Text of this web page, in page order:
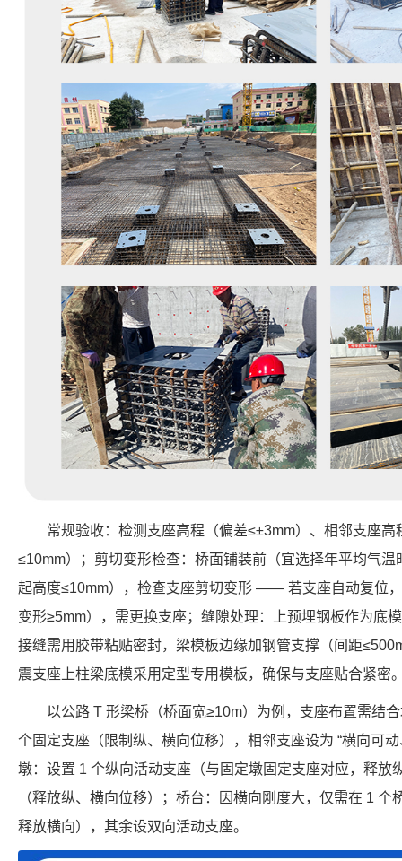
常规验收：检测支座高程（偏差≤±3mm）、相邻支座
≤10mm）；剪切变形检查：桥面铺装前（宜选择年平均气
起高度≤10mm），检查支座剪切变形 —— 若支座自动复位
变形≥5mm），需更换支座；缝隙处理：上预埋钢板作为底
接缝需用胶带粘贴密封，梁模板边缘加钢管支撑（间距
震支座上柱梁底模采用定型专用模板，确保与支座贴合紧密
以公路 T 形梁桥（桥面宽≥10m）为例，支座布置需结
个固定支座（限制纵、横向位移），相邻支座设为 “横向可
墩：设置 1 个纵向活动支座（与固定墩固定支座对应，释放
（释放纵、横向位移）；桥台：因横向刚度大，仅需在 1
释放横向），其余设双向活动支座。